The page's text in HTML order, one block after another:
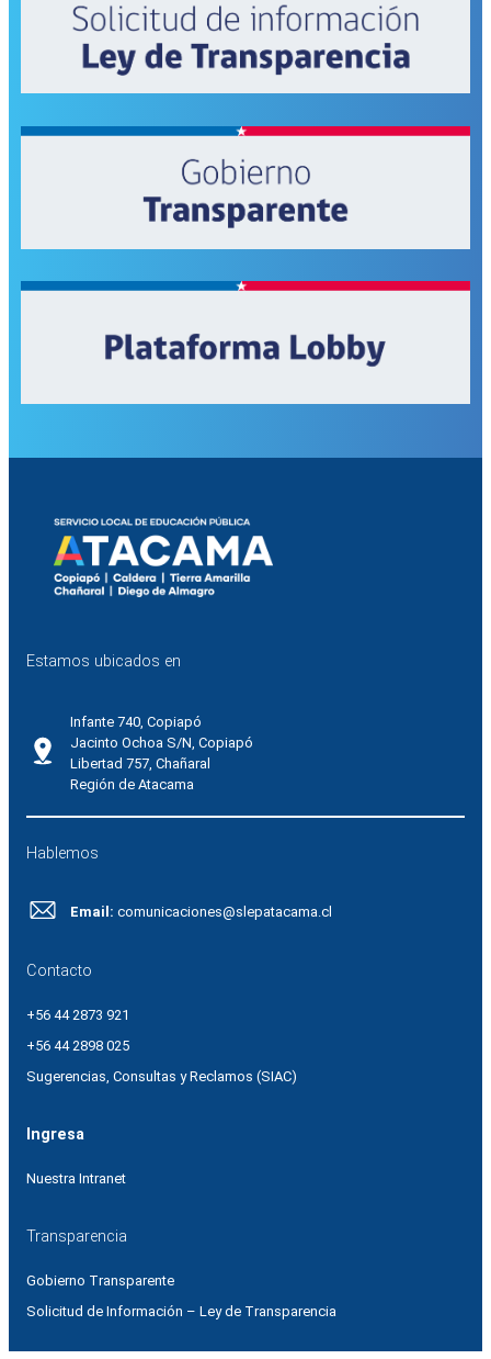
Estamos ubicados en
Infante 740, Copiapó
Jacinto Ochoa S/N, Copiapó
Libertad 757, Chañaral
Región de Atacama
Hablemos
Email: comunicaciones@slepatacama.cl
Contacto
+56 44 2873 921
+56 44 2898 025
Sugerencias, Consultas y Reclamos (SIAC)
Ingresa
Nuestra Intranet
Transparencia
Gobierno Transparente
Solicitud de Información – Ley de Transparencia